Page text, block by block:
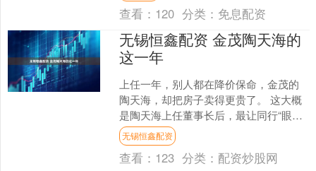
查看： 120 分类： 免息配资
无锡恒鑫配资 金茂陶天海的
这一年
上任一年，别人都在降价保命，金茂的
陶天海，却把房子卖得更贵了。 这大概
是陶天海上任董事长后，最让同行“眼
红”的操作。2025年年报刚发，金茂销售
额1135亿，逆....
无锡恒鑫配资
查看： 123 分类： 配资炒股网